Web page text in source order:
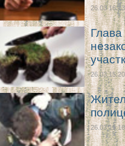
26.03 16:13
Глава
26.03 15:20
26.03 15:16